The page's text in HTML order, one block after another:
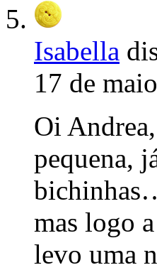
Isabella
17 de
Oi
pequena,
mas logo
levo uma